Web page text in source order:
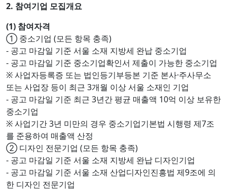
2. 참여기업 모집개요
(1) 참여자격
① 중소기업 (모든 항목 충족)
- 공고 마감일 기준 서울 소재 지방세 완납 중소기업
- 공고 마감일 기준 중소기업확인서 제출이 가능한 중소기업
※ 사업자등록증 또는 법인등기부등본 기준 본사·주사무소
또는 사업장 등이 최근 3개월 이상 서울 소재인 기업
- 공고 마감일 기준 최근 3년간 평균 매출액 10억 이상 보유한
중소기업
※ 사업기간 3년 미만의 경우 중소기업기본법 시행령 제7조
를 준용하여 매출액 산정
② 디자인 전문기업 (모든 항목 충족)
- 공고 마감일 기준 서울 소재 지방세 완납 디자인기업
- 공고 마감일 기준 서울 소재 산업디자인진흥법 제9조에 의
한 디자인 전문기업